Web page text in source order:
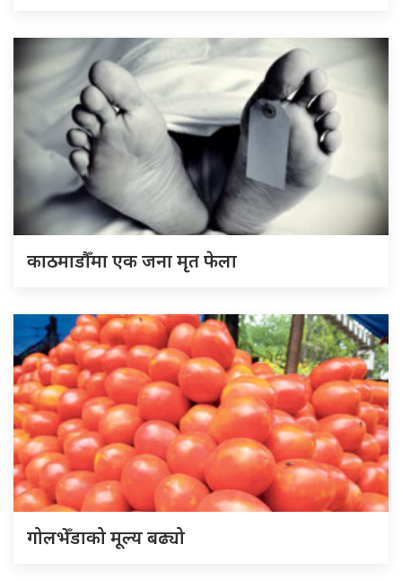
काठमाडौँमा एक जना मृत फेला
गोलभेँडाको मूल्य बढ्यो